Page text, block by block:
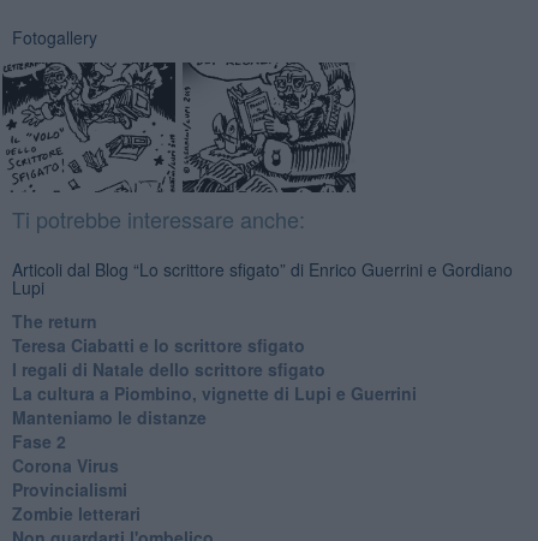
Fotogallery
Ti potrebbe interessare anche:
Articoli dal Blog “Lo scrittore sfigato” di Enrico Guerrini e Gordiano
Lupi
The return
Teresa Ciabatti e lo scrittore sfigato
I regali di Natale dello scrittore sfigato
La cultura a Piombino, vignette di Lupi e Guerrini
Manteniamo le distanze
Fase 2
Corona Virus
Provincialismi
Zombie letterari